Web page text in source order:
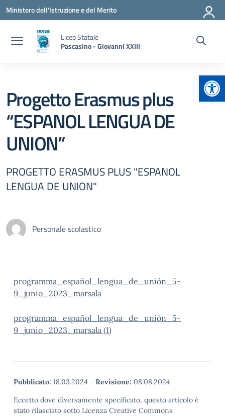
Vai ai contenuti
Vai al menu di navigazione
Vai al footer
Ministero dell'Istruzione e del Merito
Liceo Statale
Pascasino - Giovanni XXIII
Progetto Erasmus plus
“ESPANOL LENGUA DE
UNION”
PROGETTO ERASMUS PLUS "ESPANOL
LENGUA DE UNION"
Personale scolastico
programma_español_lengua_de_unión_5-
9_junio_2023_marsala
programma_español_lengua_de_unión_5-
9_junio_2023_marsala (1)
Pubblicato: 18.03.2024 - Revisione: 08.08.2024
Eccetto dove diversamente specificato, questo articolo è
stato rilasciato sotto Licenza Creative Commons